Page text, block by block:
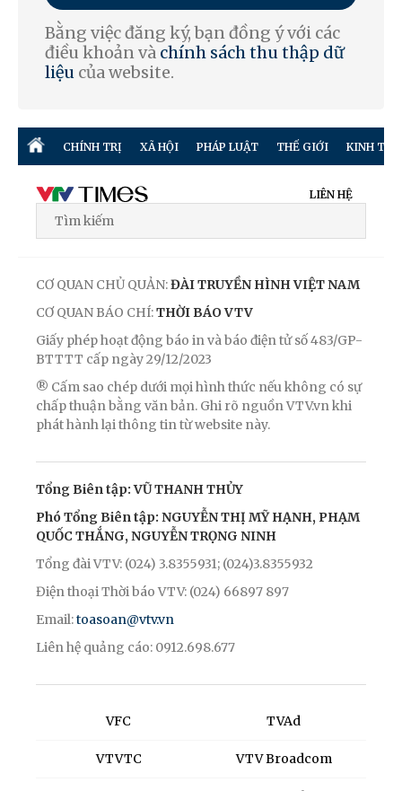
Bằng việc đăng ký, bạn đồng ý với các
điều khoản và chính sách thu thập dữ
liệu của website.
CHÍNH TRỊ XÃ HỘI PHÁP LUẬT THẾ GIỚI KINH TẾ
LIÊN HỆ
CƠ QUAN CHỦ QUẢN:ĐÀI TRUYỀN HÌNH VIỆT NAM
CƠ QUAN BÁO CHÍ:THỜI BÁO VTV
Giấy phép hoạt động báo in và báo điện tử số 483/GP-
BTTTT cấp ngày 29/12/2023
® Cấm sao chép dưới mọi hình thức nếu không có sự
chấp thuận bằng văn bản. Ghi rõ nguồn VTV.vn khi
phát hành lại thông tin từ website này.
Tổng Biên tập: VŨ THANH THỦY
Phó Tổng Biên tập: NGUYỄN THỊ MỸ HẠNH, PHẠM
QUỐC THẮNG, NGUYỄN TRỌNG NINH
Tổng đài VTV: (024) 3.8355931; (024)3.8355932
Điện thoại Thời báo VTV: (024) 66897 897
Email:toasoan@vtv.vn
Liên hệ quảng cáo: 0912.698.677
VFC
VTVTC
TVAd
VTV Broadcom